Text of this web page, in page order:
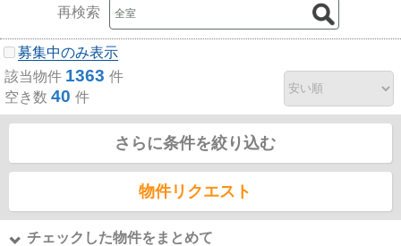
再検索
募集中のみ表示
該当物件 1363 件
空き数 40 件
さらに条件を絞り込む
物件リクエスト
チェックした物件をまとめて